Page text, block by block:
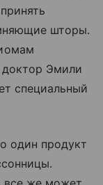
шторы.
Эмили
специальный
один продукт